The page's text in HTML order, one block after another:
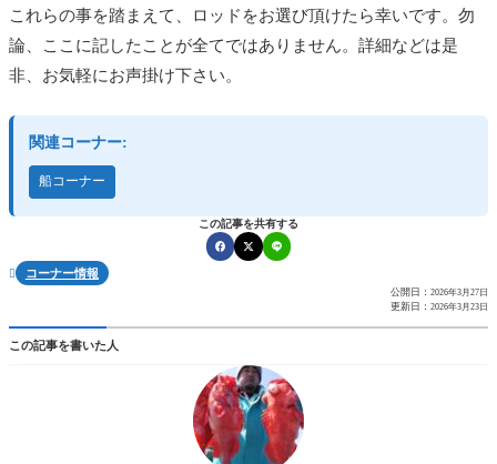
これらの事を踏まえて、ロッドをお選び頂けたら幸いです。勿
論、ここに記したことが全てではありません。詳細などは是
非、お気軽にお声掛け下さい。
関連コーナー:
船コーナー
この記事を共有する
 コーナー情報
公開日： 2026年3月27日
更新日： 2026年3月23日
この記事を書いた人